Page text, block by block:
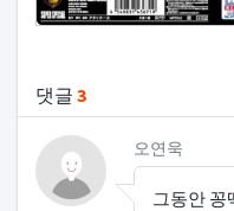
댓글 3
오연
오연욱
그동안 꽁